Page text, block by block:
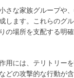
さな家族グループや
します。これらのグ
の場所を支配する明
用には、テリトリー
どの攻撃的な行動が